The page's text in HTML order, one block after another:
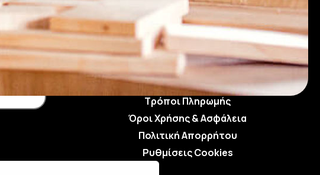
Τρόποι Αποστολής
Τρόποι Παραγγελίας
Τρόποι Πληρωμής
Όροι Χρήσης & Ασφάλεια
Πολιτική Απορρήτου
Ρυθμίσεις Cookies